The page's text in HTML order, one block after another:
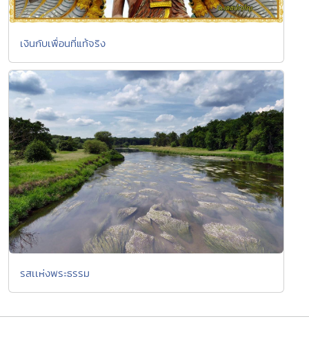
เงินกับเพื่อนที่แท้จริง
รสเเห่งพระธรรม